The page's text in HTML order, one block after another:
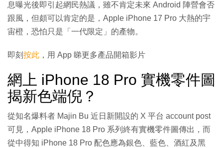
息曝光後即引起網民熱議，雖不肯定未來 Android 陣營會否
跟風，但頗可以肯定的是，Apple iPhone 17 Pro 大熱的宇
宙橙，恐怕只是「一代限定」的產物。
即刻 按此 ，用 App 睇更多產品開箱影片
網上 iPhone 18 Pro 實機零件圖
揭新色端倪？
從知名爆料者 Majin Bu 近日新開設的 X 平台 account post
可見，Apple iPhone 18 Pro 系列終有實機零件圖傳出，而
從中得知 iPhone 18 Pro 配色應為銀色、藍色、酒紅及黑